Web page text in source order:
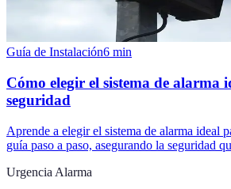
Guía de Instalación6 min
Cómo elegir el sistema de alarma
seguridad
Aprende a elegir el sistema de alarma ideal
guía paso a paso, asegurando la seguridad
Urgencia Alarma